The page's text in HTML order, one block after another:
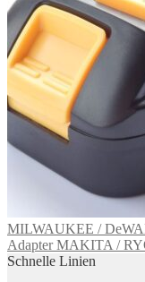
MILWAUKEE /
Adapter MAKITA /
Schnelle Linien